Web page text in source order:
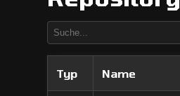
Typ Name